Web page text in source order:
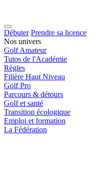
Débuter Prendre sa licence
Nos univers
Golf Amateur
Tutos de l'Académie
Règles
Filière Haut Niveau
Golf Pro
Parcours & détours
Golf et santé
Transition écologique
Emploi et formation
La Fédération